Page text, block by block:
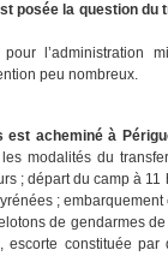
posée la question
l’administration
peu nombreux.
est acheminé à
modalités du
; départ du camp à
;
de gendarmes
escorte constituée